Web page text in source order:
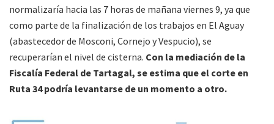
normalizaría hacia las 7 horas de mañana viernes 9, ya que
como parte de la finalización de los trabajos en El Aguay
(abastecedor de Mosconi, Cornejo y Vespucio), se
recuperarían el nivel de cisterna. Con la mediación de la
Fiscalía Federal de Tartagal, se estima que el corte en
Ruta 34 podría levantarse de un momento a otro.